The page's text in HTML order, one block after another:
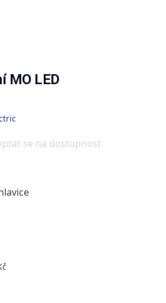
MO LED
se na dostupnost